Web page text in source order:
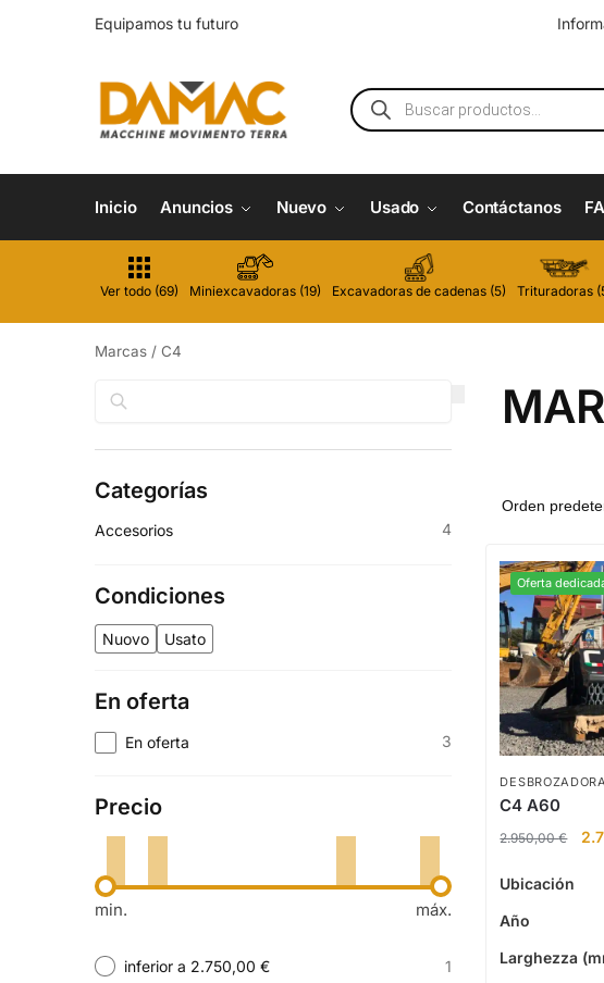
Equipamos tu futuro
Inicio Anuncios Nuevo Usado Contáctanos
Ver todo (69) Miniexcavadoras (19) Excavadoras de cadenas (5) Trituradoras
Marcas / C4
Oferta
C4 A60
2.950,00€
Ubicación
Año
Larghezza
Categorías
Accesorios 4
Condiciones
Nuovo Usato
En oferta
En oferta 3
Precio
min. máx.
inferior a 2.750,00 € 1